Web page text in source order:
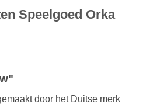
Speelgoed Orka
door het Duitse merk